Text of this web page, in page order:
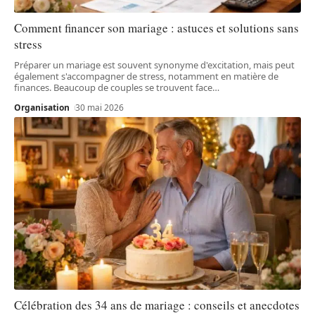
Comment financer son mariage : astuces et solutions sans
stress
Préparer un mariage est souvent synonyme d'excitation, mais peut
également s'accompagner de stress, notamment en matière de
finances. Beaucoup de couples se trouvent face…
Organisation 30 mai 2026
Célébration des 34 ans de mariage : conseils et anecdotes